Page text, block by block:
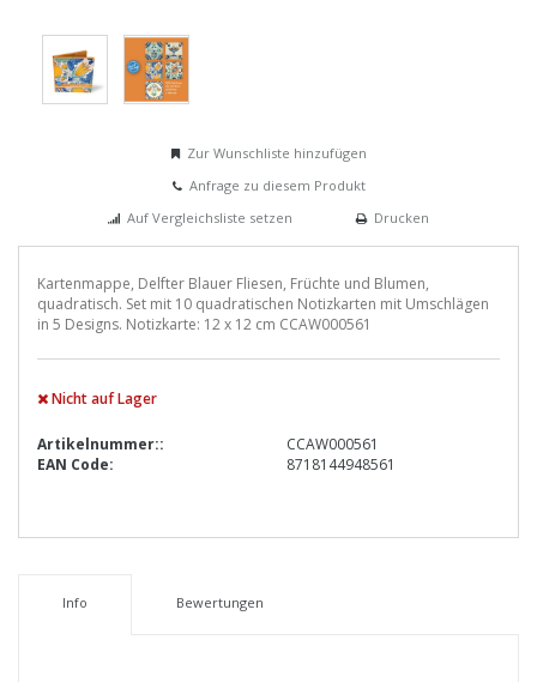
Zur Wunschliste hinzufügen
Anfrage zu diesem Produkt
Auf Vergleichsliste setzen
Drucken
Kartenmappe, Delfter Blauer Fliesen, Früchte und Blumen,
quadratisch. Set mit 10 quadratischen Notizkarten mit Umschlägen
in 5 Designs. Notizkarte: 12 x 12 cm CCAW000561
Nicht auf Lager
Artikelnummer::
CCAW000561
EAN Code:
8718144948561
Info Bewertungen